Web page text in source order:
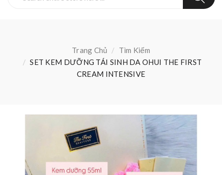
Trang Chủ
Tìm Kiếm
SET KEM DƯỠNG TÁI SINH DA OHUI THE FIRST
CREAM INTENSIVE